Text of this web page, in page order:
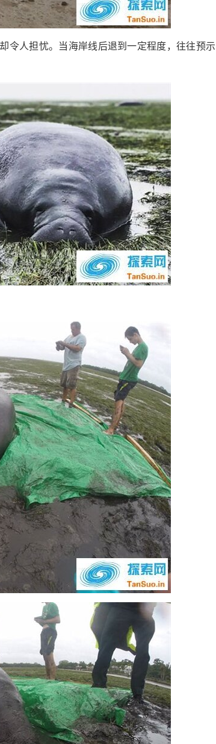
令人担忧。当海岸线后退到一定程度，往往预示